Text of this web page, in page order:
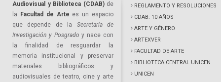
Audiovisual y Biblioteca (CDAB)de
la
Facultad de Arte es un espacio
que depende de la Secretaría de
Investigación y Posgrado y nace con
la finalidad de resguardar la
memoria institucional y preservar
materiales bibliográficos y
audiovisuales de teatro, cine y arte
REGLAMENTO Y RESOLUCIONES
CDAB: 10 AÑOS
ARTE Y GÉNERO
ARTEXVER
FACULTAD DE ARTE
BIBLIOTECA CENTRAL UNICEN
UNICEN